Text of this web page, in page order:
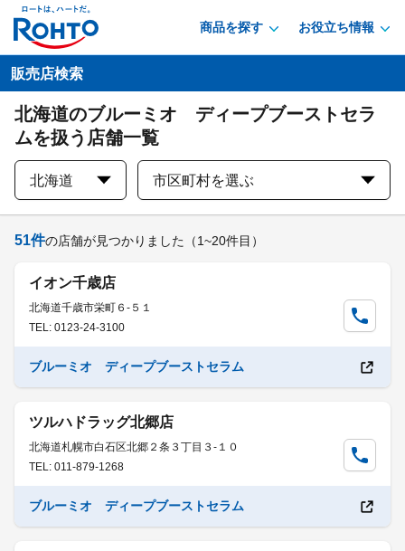
商品を探す お役立ち情報
販売店検索
北海道のブルーミオ ディープブーストセラ
ムを扱う店舗一覧
北海道 市区町村を選ぶ
51件の店舗が見つかりました （1~20件目）
イオン千歳店
北海道千歳市栄町６-５１
TEL: 0123-24-3100
ブルーミオ ディープブーストセラム
ツルハドラッグ北郷店
北海道札幌市白石区北郷２条３丁目３-１０
TEL: 011-879-1268
ブルーミオ ディープブーストセラム